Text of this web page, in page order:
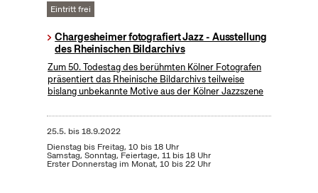
Eintritt frei
Chargesheimer fotografiert Jazz - Ausstellung
des Rheinischen Bildarchivs
Zum 50. Todestag des berühmten Kölner Fotografen
präsentiert das Rheinische Bildarchivs teilweise
bislang unbekannte Motive aus der Kölner Jazzszene
25.5. bis18.9.2022
Dienstag bis Freitag, 10 bis 18 Uhr
Samstag, Sonntag, Feiertage, 11 bis 18 Uhr
Erster Donnerstag im Monat, 10 bis 22 Uhr